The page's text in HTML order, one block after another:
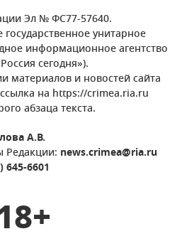
Эл № ФС77-57640.
унитарное
информационное агентство
сегодня»).
материалов и новостей сайта
на https://crimea.ria.ru
абзаца текста.
А.В.
Редакции: news.crimea@ria.ru
645-6601